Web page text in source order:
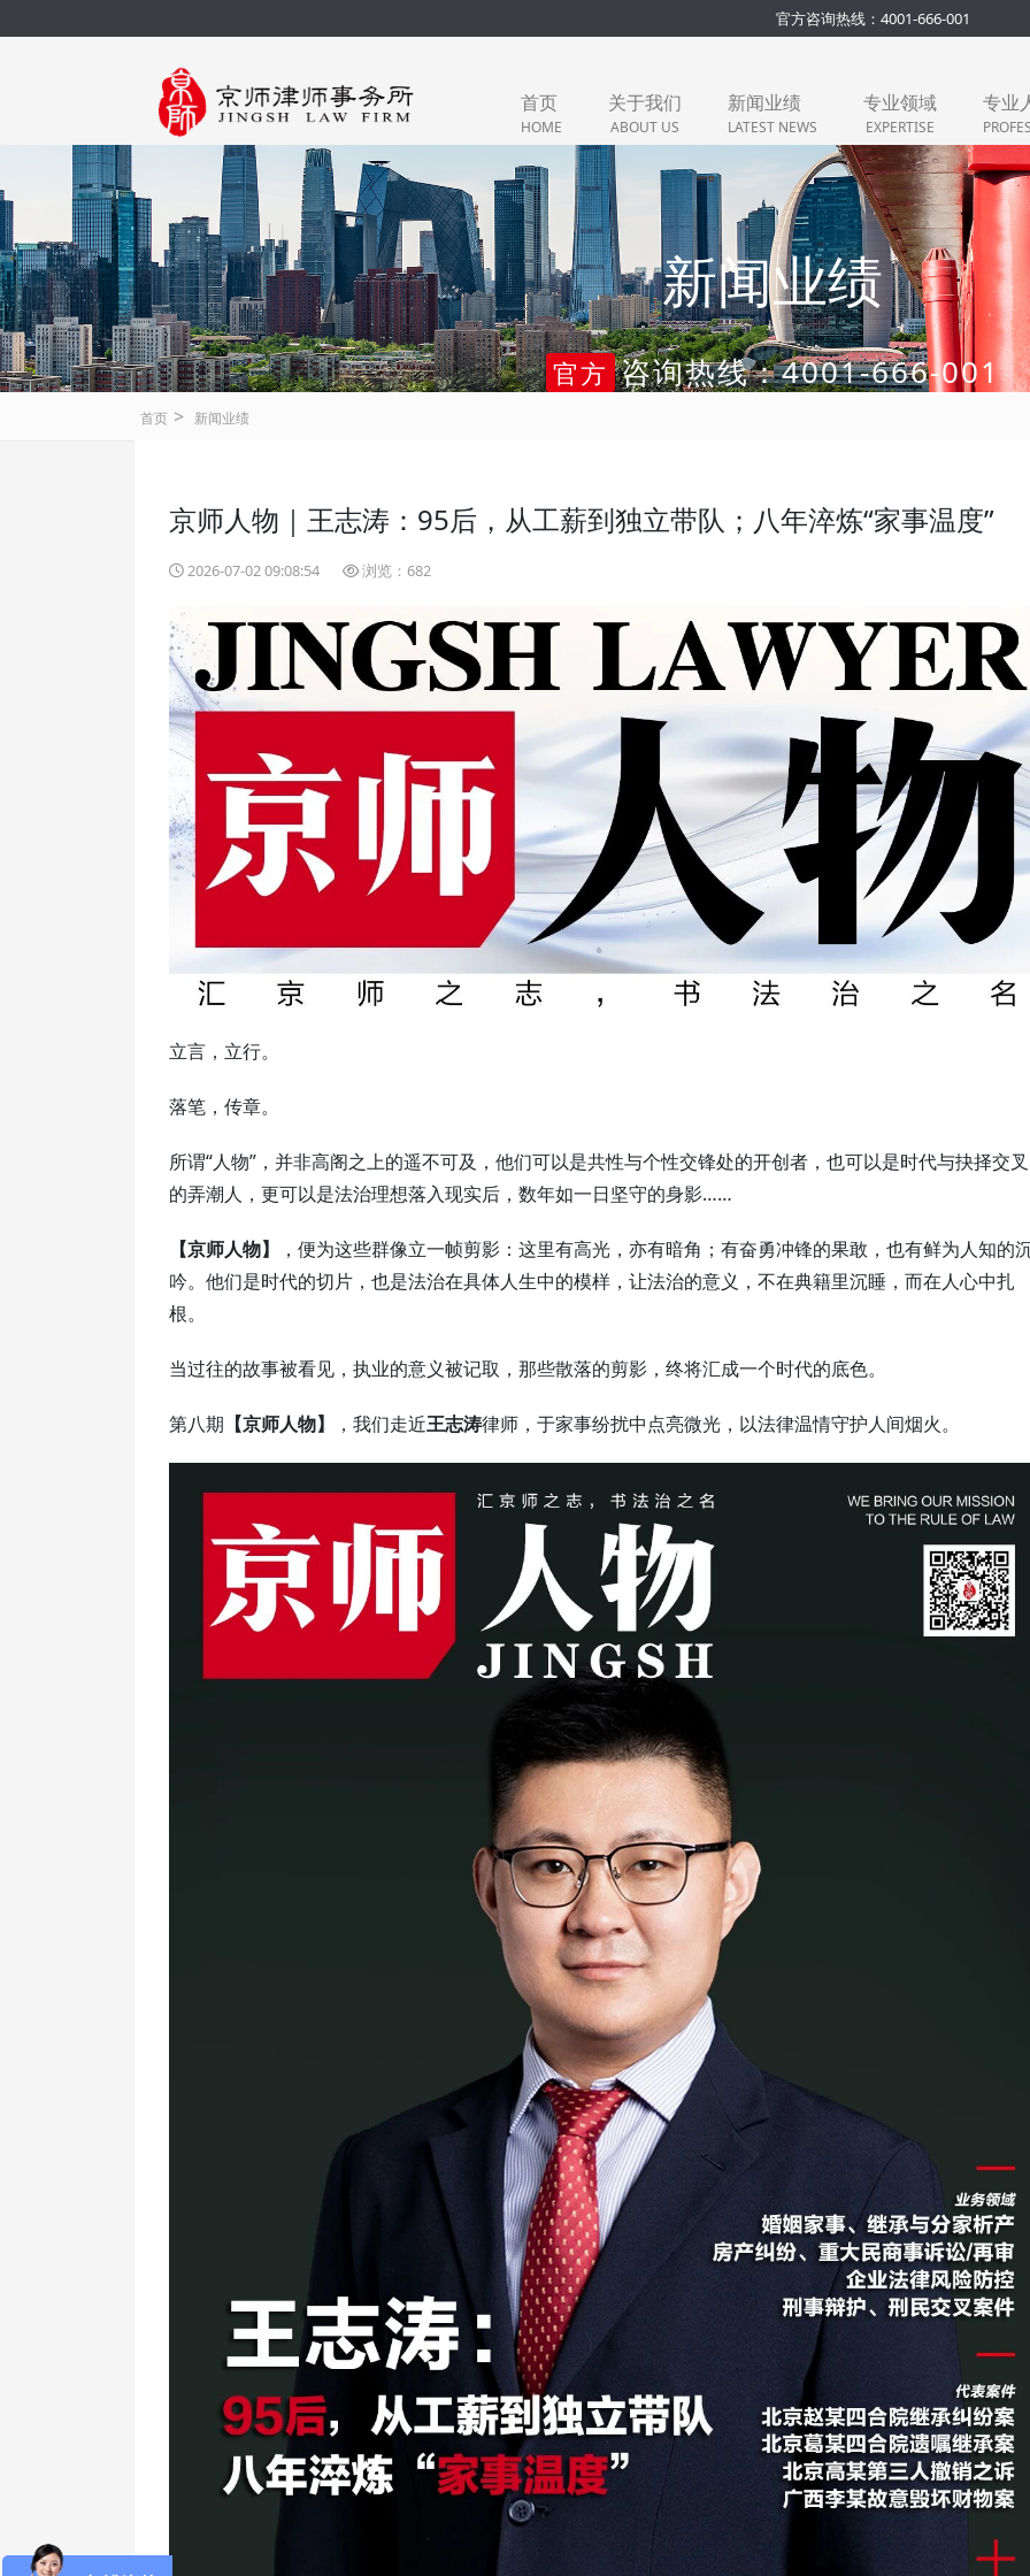
官方咨询热线：4001-666-001
首页
HOME
关于我们
ABOUT US
新闻业绩
LATEST NEWS
专业领域
EXPERTISE
专业
新闻业绩
官方 咨询热线：4001-666-001
首页 > 新闻业绩
京师人物｜王志涛：95后，从工薪到独立带队；八年淬炼“家事温度”
2026-07-02 09:08:54 浏览：682
立言，立行。
落笔，传章。
所谓“人物”，并非高阁之上的遥不可及，他们可以是共性与个性交锋处的开创者，也可以是时代与抉择交
的弄潮人，更可以是法治理想落入现实后，数年如一日坚守的身影……
【京师人物】
，便为这些群像立一帧剪影：这里有高光，亦有暗角；有奋勇冲锋的果敢，也有鲜为人知的
吟。他们是时代的切片，也是法治在具体人生中的模样，让法治的意义，不在典籍里沉睡，而在人心中扎
根。
当过往的故事被看见，执业的意义被记取，那些散落的剪影，终将汇成一个时代的底色。
第八期 【京师人物】 ，我们走近王志涛律师，于家事纷扰中点亮微光，以法律温情守护人间烟火。